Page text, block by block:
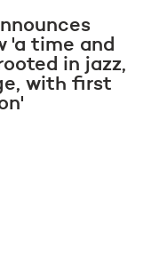
'a time and
in jazz,
with first